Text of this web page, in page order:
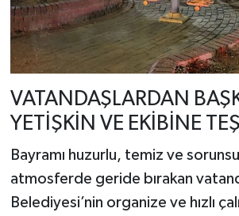
VATANDAŞLARDAN
YETİŞKİN VE EKİBİNE
Bayramı huzurlu, temiz ve
atmosferde geride bırakan
Belediyesi’nin organize ve hızlı